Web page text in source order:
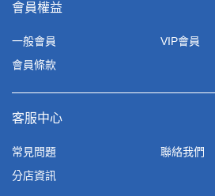
會員權益
一般會員
VIP會員
會員條款
客服中心
常見問題
聯絡我們
分店資訊